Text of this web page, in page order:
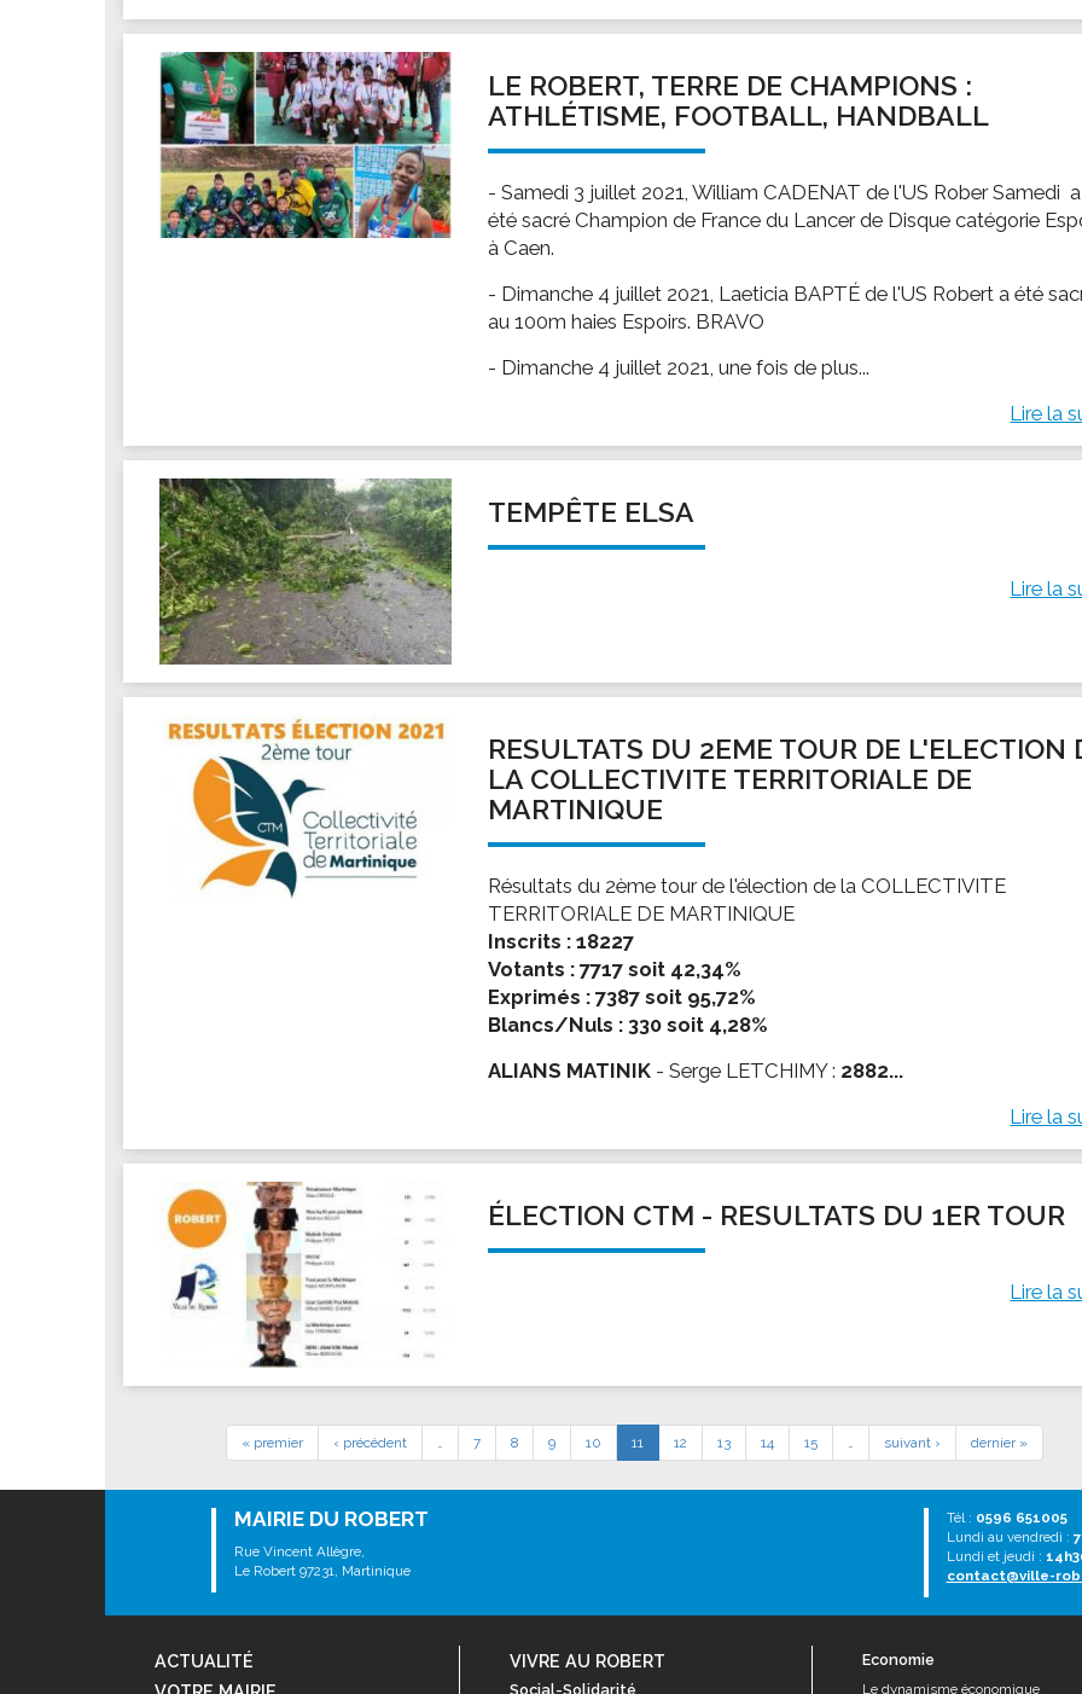
LE ROBERT, TERRE DE CHAMPIONS :
ATHLÉTISME, FOOTBALL, HANDBALL
- Samedi 3 juillet 2021, William CADENAT de l'US Rober Samedi a
été sacré Champion de France du Lancer de Disque catégorie
à Caen.
- Dimanche 4 juillet 2021, Laeticia BAPTÉ de l'US Robert a été
au 100m haies Espoirs. BRAVO
- Dimanche 4 juillet 2021, une fois de plus...
Lire la
TEMPÊTE ELSA
Lire la
RESULTATS DU 2EME TOUR DE L'ELECTION
LA COLLECTIVITE TERRITORIALE DE
MARTINIQUE
Résultats du 2ème tour de l'élection de la COLLECTIVITE
TERRITORIALE DE MARTINIQUE
Inscrits : 18227
Votants : 7717 soit 42,34%
Exprimés : 7387 soit 95,72%
Blancs/Nuls : 330 soit 4,28%
ALIANS MATINIK - Serge LETCHIMY : 2882...
Lire la
ÉLECTION CTM - RESULTATS DU 1ER TOUR
Lire la
« premier ‹ précédent … 7 8 9 10 11 12 13 14 15 … suivant › dernier »
MAIRIE DU ROBERT
Rue Vincent Allègre,
Le Robert 97231, Martinique
Tél : 0596 651005
Lundi au vendredi :
Lundi et jeudi :
contact@ville-
ACTUALITÉ
VIVRE AU ROBERT
Social-Solidarité
Economie
Le dynamisme économique